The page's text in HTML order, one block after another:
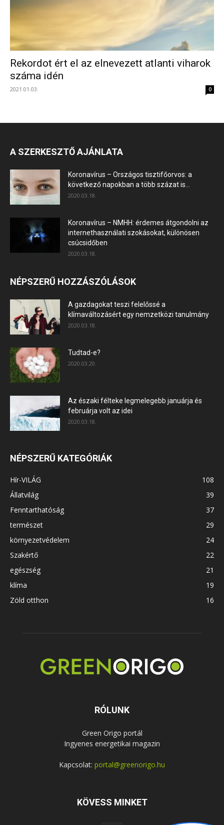
Rekordot ért el az elnevezett atlanti viharok
száma idén
2021.01.03. 0
A SZERKESZTŐ AJÁNLATA
Koronavírus – Országos tisztifőorvos: a
következő napokban a több százat is...
2020.03.18.
Koronavírus – NMHH: érdemes átgondolni az
internethasználati szokásokat, különösen
csúcsidőben
2020.03.18.
NÉPSZERŰ HOZZÁSZÓLÁSOK
A gazdagokat teszi felelőssé a
klímaváltozásért egy nemzetközi tanulmány
2020.03.18.
Tudtad-e?
2020.03.20.
Az északi félteke legmelegebb januárja és
februárja volt az idei
2020.03.18.
NÉPSZERŰ KATEGÓRIÁK
Hír-VILÁG
108
Állatvilág
39
Fenntarthatóság
37
természet
29
környezetvédelem
24
Szakértő
22
egészség
21
klíma
19
Zöld otthon
16
RÓLUNK
Green Origo portál
Ingyenes energetikai magazin
Kapcsolat: portal@greenorigo.hu
KÖVESS MINKET